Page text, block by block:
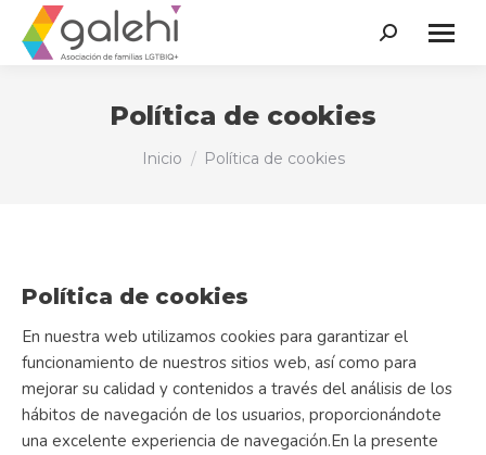
Buscar:
Política de cookies
Estás aquí:
Inicio Política de cookies
Política de cookies
En nuestra web utilizamos cookies para garantizar el
funcionamiento de nuestros sitios web, así como para
mejorar su calidad y contenidos a través del análisis de los
hábitos de navegación de los usuarios, proporcionándote
una excelente experiencia de navegación.En la presente